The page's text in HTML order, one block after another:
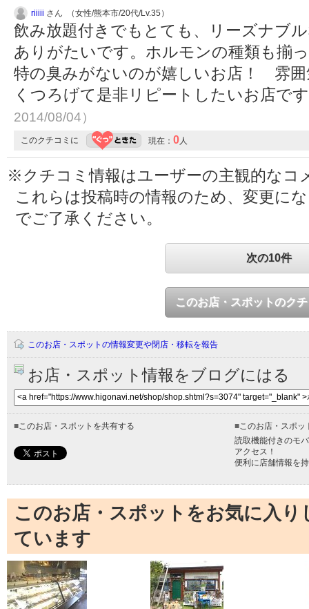
riiiii さん （女性/熊本市/20代/Lv.35）
飲み放題付きでもとても、リーズナブ
ありがたいです。ホルモンの種類も揃
特の臭みがないのが嬉しいお店！ 雰
くつろげて是非リピートしたいお店で
2014/08/04）
このクチコミに 現在： 0 人
※クチコミ情報はユーザーの主観的なコ
これらは投稿時の情報のため、変更に
でご了承ください。
次の10件
このお店・スポットのク
このお店・スポットの情報変更や閉店・移転を報告
お店・スポット情報をブログにはる
■ このお店・スポットを共有する ■ このお店・スポ
読取機能付きのモ
アクセス！
便利に店舗情報を
このお店・スポットをお気に入
ています